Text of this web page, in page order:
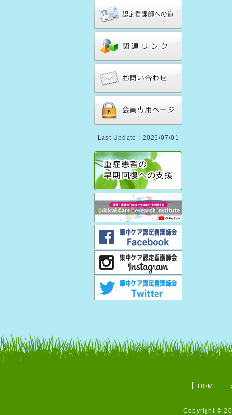
Last Update : 2026/07/01
HOME
Copyright ©